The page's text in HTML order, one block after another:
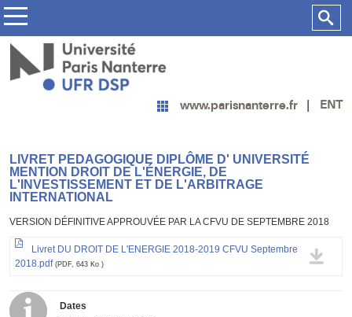
www.parisnanterre.fr ENT
LIVRET PEDAGOGIQUE DIPLÔME D' UNIVERSITÉ
MENTION DROIT DE L'ÉNERGIE, DE
L'INVESTISSEMENT ET DE L'ARBITRAGE
INTERNATIONAL
VERSION DÉFINITIVE APPROUVÉE PAR LA CFVU DE SEPTEMBRE 2018
Livret DU DROIT DE L'ENERGIE 2018-2019 CFVU Septembre
2018.pdf (PDF, 643 Ko )
Dates